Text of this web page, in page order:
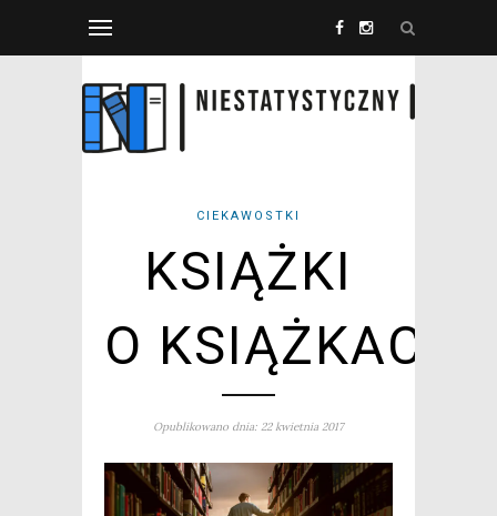
CIEKAWOSTKI
KSIĄŻKI
O KSIĄŻKACH
Opublikowano dnia: 22 kwietnia 2017